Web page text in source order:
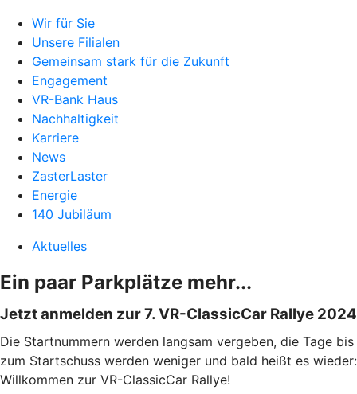
Wir für Sie
Unsere Filialen
Gemeinsam stark für die Zukunft
Engagement
VR-Bank Haus
Nachhaltigkeit
Karriere
News
ZasterLaster
Energie
140 Jubiläum
Aktuelles
Ein paar Parkplätze mehr...
Jetzt anmelden zur 7. VR-ClassicCar Rallye 2024
Die Startnummern werden langsam vergeben, die Tage bis
zum Startschuss werden weniger und bald heißt es wieder:
Willkommen zur VR-ClassicCar Rallye!